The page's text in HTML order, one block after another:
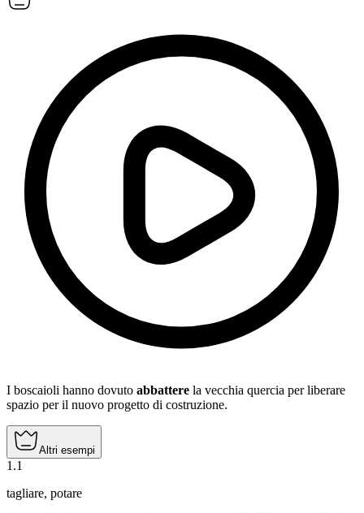
I boscaioli hanno dovuto abbattere la vecchia quercia per liberare
spazio per il nuovo progetto di costruzione.
Altri esempi
1 .1
tagliare, potare